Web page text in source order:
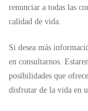
renunciar a todas las
calidad de vida.
Si desea más
en consultarnos.
posibilidades que
disfrutar de la vida en